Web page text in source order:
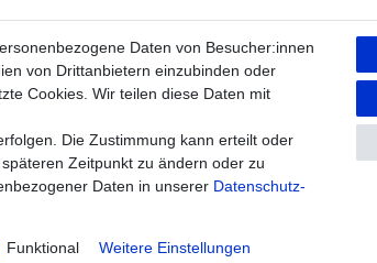
Daten­schutz­erklärung AGB Kontakt
2026 agriTek | Alle Rechte vorbehalten.
Daten von Besucher:innen
von Drittanbietern einzubinden oder
Cookies. Wir teilen diese Daten mit
Die Zustimmung kann erteilt oder
Zeitpunkt zu ändern oder zu
Daten in unserer Daten­schutz­
Funktional Weitere Einstellungen